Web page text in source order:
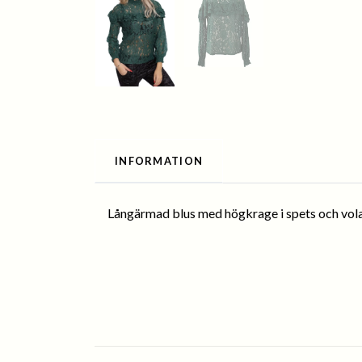
INFORMATION
Långärmad blus med högkrage i spets och